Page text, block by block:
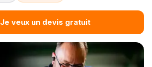
Je veux un devis gratuit